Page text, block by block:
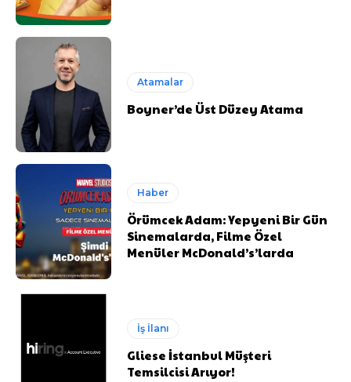
Atamalar
Boyner’de Üst Düzey Atama
Haber
Örümcek Adam: Yepyeni Bir Gün
Sinemalarda, Filme Özel
Menüler McDonald’s’larda
İş İlanı
Gliese İstanbul Müşteri
Temsilcisi Arıyor!